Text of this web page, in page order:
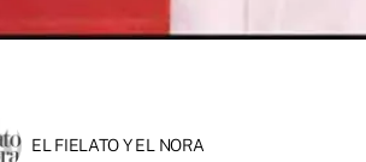
EL FIELATO Y EL NORA